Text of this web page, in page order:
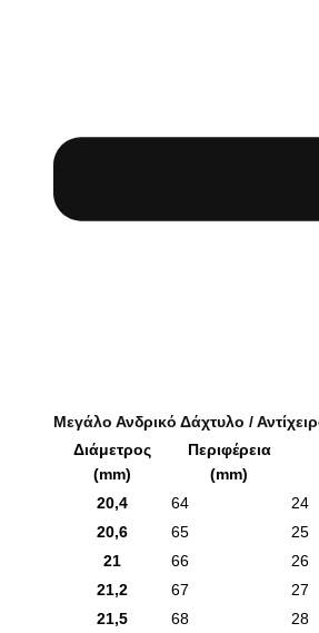
Μεγάλο Ανδρικό Δάχτυλο /
Διάμετρος
(mm)
Περιφέρεια
(mm)
20,4
64
24
20,6
65
25
21
66
26
21,2
67
27
21,5
68
28